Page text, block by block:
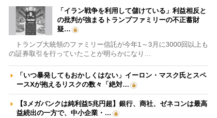
「イラン戦争を利用して儲けている」利益相反と
の批判が強まるトランプファミリーの不正蓄財
疑…
トランプ大統領のファミリー信託が今年1～3月に3000回以上も
の証券取引を行っていたことが明らかになり…
「いつ暴発してもおかしくはない」イーロン・マスク氏とスペ
ースXが抱えるリスクの数々「絶対…
【3メガバンクは純利益5兆円超】銀行、商社、ゼネコンは最高
益続出の一方で、中小企業・…